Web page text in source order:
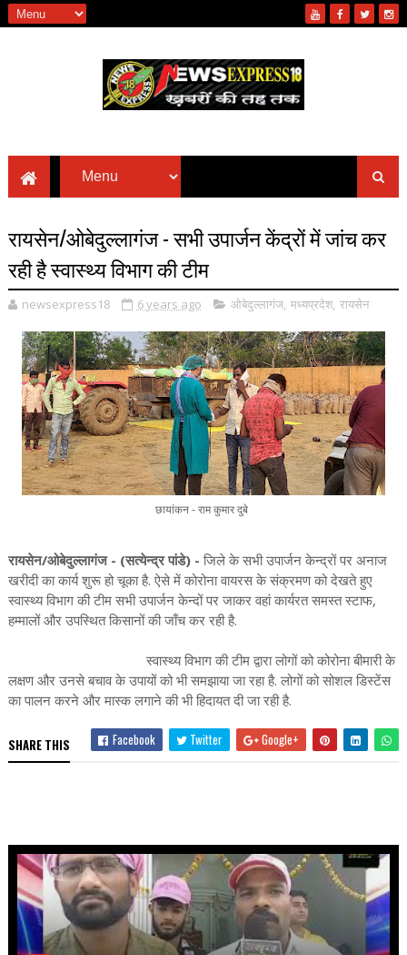
रायसेन/ओबेदुल्लागंज - सभी उपार्जन केंद्रों में जांच कर
रही है स्वास्थ्य विभाग की टीम
newsexpress18 6 years ago ओबेदुल्लागंज, मध्यप्रदेश, रायसेन
छायांकन - राम कुमार दुबे
रायसेन/ओबेदुल्लागंज - (सत्येन्द्र पांडे) - जिले के सभी उपार्जन केन्द्रों पर अनाज
खरीदी का कार्य शुरू हो चूका है. ऐसे में कोरोना वायरस के संक्रमण को देखते हुए
स्वास्थ्य विभाग की टीम सभी उपार्जन केन्दों पर जाकर वहां कार्यरत समस्त स्टाफ,
हम्मालों और उपस्थित किसानों की जाँच कर रही है.
स्वास्थ्य विभाग की टीम द्वारा लोगों को कोरोना बीमारी के
लक्षण और उनसे बचाव के उपायों को भी समझाया जा रहा है. लोगों को सोशल डिस्टेंस
का पालन करने और मास्क लगाने की भी हिदायत दी जा रही है.
SHARE THIS Facebook Twitter Google+